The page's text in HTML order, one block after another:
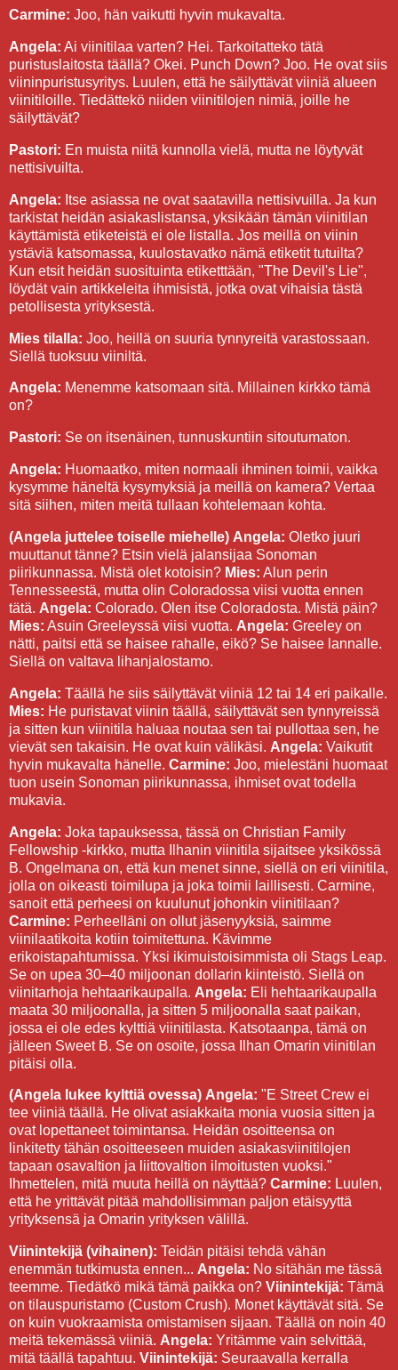
Carmine: Joo, hän vaikutti hyvin mukavalta.
Angela: Ai viinitilaa varten? Hei. Tarkoitatteko tätä
puristuslaitosta täällä? Okei. Punch Down? Joo. He ovat siis
viininpuristusyritys. Luulen, että he säilyttävät viiniä alueen
viinitiloille. Tiedättekö niiden viinitilojen nimiä, joille he
säilyttävät?
Pastori: En muista niitä kunnolla vielä, mutta ne löytyvät
nettisivuilta.
Angela: Itse asiassa ne ovat saatavilla nettisivuilla. Ja kun
tarkistat heidän asiakaslistansa, yksikään tämän viinitilan
käyttämistä etiketeistä ei ole listalla. Jos meillä on viinin
ystäviä katsomassa, kuulostavatko nämä etiketit tutuilta?
Kun etsit heidän suosituinta etiketttään, "The Devil's Lie",
löydät vain artikkeleita ihmisistä, jotka ovat vihaisia tästä
petollisesta yrityksestä.
Mies tilalla: Joo, heillä on suuria tynnyreitä varastossaan.
Siellä tuoksuu viiniltä.
Angela: Menemme katsomaan sitä. Millainen kirkko tämä
on?
Pastori: Se on itsenäinen, tunnuskuntiin sitoutumaton.
Angela: Huomaatko, miten normaali ihminen toimii, vaikka
kysymme häneltä kysymyksiä ja meillä on kamera? Vertaa
sitä siihen, miten meitä tullaan kohtelemaan kohta.
(Angela juttelee toiselle miehelle) Angela: Oletko juuri
muuttanut tänne? Etsin vielä jalansijaa Sonoman
piirikunnassa. Mistä olet kotoisin? Mies: Alun perin
Tennesseestä, mutta olin Coloradossa viisi vuotta ennen
tätä. Angela: Colorado. Olen itse Coloradosta. Mistä päin?
Mies: Asuin Greeleyssä viisi vuotta. Angela: Greeley on
nätti, paitsi että se haisee rahalle, eikö? Se haisee lannalle.
Siellä on valtava lihanjalostamo.
Angela: Täällä he siis säilyttävät viiniä 12 tai 14 eri paikalle.
Mies: He puristavat viinin täällä, säilyttävät sen tynnyreissä
ja sitten kun viinitila haluaa noutaa sen tai pullottaa sen, he
vievät sen takaisin. He ovat kuin välikäsi. Angela: Vaikutit
hyvin mukavalta hänelle. Carmine: Joo, mielestäni huomaat
tuon usein Sonoman piirikunnassa, ihmiset ovat todella
mukavia.
Angela: Joka tapauksessa, tässä on Christian Family
Fellowship -kirkko, mutta Ilhanin viinitila sijaitsee yksikössä
B. Ongelmana on, että kun menet sinne, siellä on eri viinitila,
jolla on oikeasti toimilupa ja joka toimii laillisesti. Carmine,
sanoit että perheesi on kuulunut johonkin viinitilaan?
Carmine: Perheelläni on ollut jäsenyyksiä, saimme
viinilaatikoita kotiin toimitettuna. Kävimme
erikoistapahtumissa. Yksi ikimuistoisimmista oli Stags Leap.
Se on upea 30–40 miljoonan dollarin kiinteistö. Siellä on
viinitarhoja hehtaarikaupalla. Angela: Eli hehtaarikaupalla
maata 30 miljoonalla, ja sitten 5 miljoonalla saat paikan,
jossa ei ole edes kylttiä viinitilasta. Katsotaanpa, tämä on
jälleen Sweet B. Se on osoite, jossa Ilhan Omarin viinitilan
pitäisi olla.
(Angela lukee kylttiä ovessa) Angela: "E Street Crew ei
tee viiniä täällä. He olivat asiakkaita monia vuosia sitten ja
ovat lopettaneet toimintansa. Heidän osoitteensa on
linkitetty tähän osoitteeseen muiden asiakasviinitilojen
tapaan osavaltion ja liittovaltion ilmoitusten vuoksi."
Ihmettelen, mitä muuta heillä on näyttää? Carmine: Luulen,
että he yrittävät pitää mahdollisimman paljon etäisyyttä
yrityksensä ja Omarin yrityksen välillä.
Viinintekijä (vihainen): Teidän pitäisi tehdä vähän
enemmän tutkimusta ennen... Angela: No sitähän me tässä
teemme. Tiedätkö mikä tämä paikka on? Viinintekijä: Tämä
on tilauspuristamo (Custom Crush). Monet käyttävät sitä. Se
on kuin vuokraamista omistamisen sijaan. Täällä on noin 40
meitä tekemässä viiniä. Angela: Yritämme vain selvittää,
mitä täällä tapahtuu. Viinintekijä: Seuraavalla kerralla